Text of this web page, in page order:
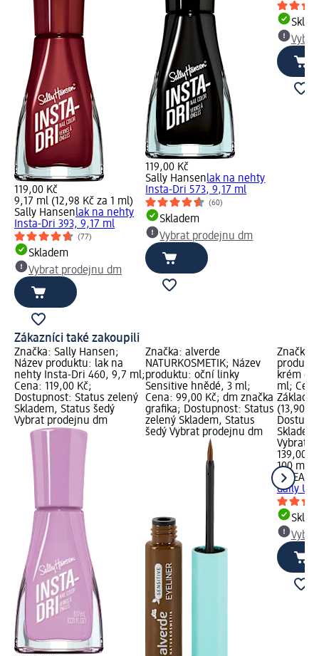
119,00 Kč
9,17 ml (12,98 Kč za 1 ml)
Sally Hansenlak na nehty
Insta-Dri 393, 9,17 ml
(77)
Skladem
Vybrat prodejnu dm
119,00 Kč
Sally Hansenlak na nehty
Insta-Dri 573, 9,17 ml
(60)
Skladem
Vybrat prodejnu dm
Zákazníci také zakoupili
Značka: Sally Hansen;
Název produktu: lak na
nehty Insta-Dri 460, 9,7 ml;
Cena: 119,00 Kč;
Dostupnost: Status zelený
Skladem, Status šedý
Vybrat prodejnu dm
Značka: alverde
NATURKOSMETIK; Název
produktu: oční linky
Sensitive hnědé, 3 ml;
Cena: 99,00 Kč; dm značka
grafika; Dostupnost: Status
zelený Skladem, Status
šedý Vybrat prodejnu dm
Značka:
krém
ml;
(13,90
Vybrat
139,00
100 ml
NIVEA
daily UV